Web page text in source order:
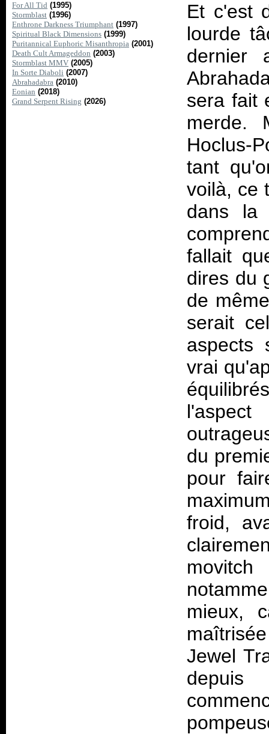
For All Tid (1995)
Stormblast (1996)
Enthrone Darkness Triumphant (1997)
Spiritual Black Dimensions (1999)
Puritannical Euphoric Misanthropia (2001)
Death Cult Armageddon (2003)
Stormblast MMV (2005)
In Sorte Diaboli (2007)
Abrahadabra (2010)
Eonian (2018)
Grand Serpent Rising (2026)
Et c'est
lourde
dernier
sera fait
merde.
Hoclus-
tant
voilà, ce
dans la
fallait
dires du
de
serait
aspects
vrai
du
pour
froid,
movitch
mieux,
Jewel